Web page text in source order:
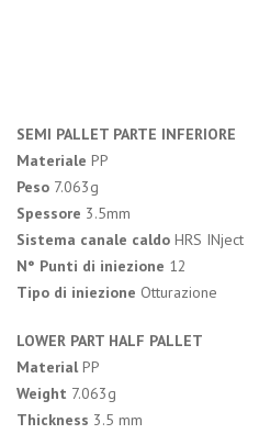
SEMI PALLET PARTE INFERIORE
Materiale PP
Peso 7.063g
Spessore 3.5mm
Sistema canale caldo HRS INject
N° Punti di iniezione 12
Tipo di iniezione Otturazione
LOWER PART HALF PALLET
MaterialPP
Weight 7.063g
Thickness 3.5 mm